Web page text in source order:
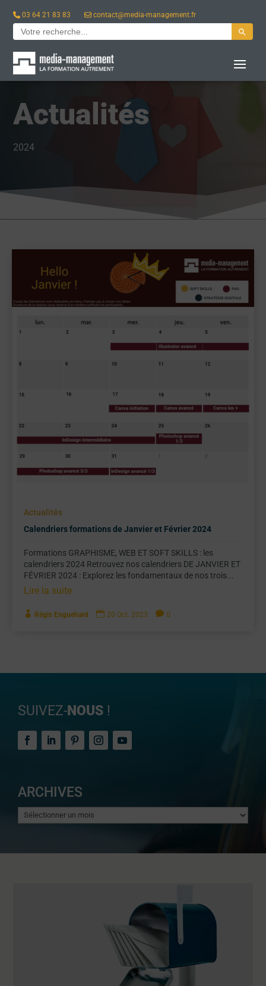
03 64 21 83 83 contact@media-management.fr
Search
for:
Search Button
Actualités
2024
Actualités
Calendriers formations de Janvier et Février 2024
Formations GRAPHISME, WEB ET SOFT SKILLS : les
calendriers 2024 Retrouvez nos calendriers DE JANVIER ET
FÉVRIER 2024 : Explorez les fondamentaux de nos trois...
Lire la suite
 Régis Enguehard  20 Oct. 2023  0
SUIVEZ-NOUS !
ARCHIVES
Archives